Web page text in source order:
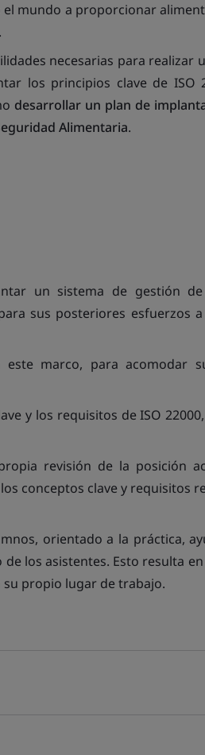
el mundo a proporcionar
necesarias para realizar
los principios clave de ISO
desarrollar un plan de
Alimentaria.
un sistema de gestión
sus posteriores esfuerzos
este marco, para acomodar
y los requisitos de ISO
revisión de la posición
conceptos clave y requisitos
orientado a la práctica,
los asistentes. Esto resulta
propio lugar de trabajo.